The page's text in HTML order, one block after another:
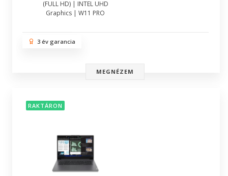
(FULL HD) | INTEL UHD
Graphics | W11 PRO
3 év garancia
MEGNÉZEM
RAKTÁRON